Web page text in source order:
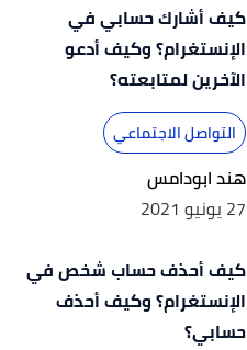
كيف أشارك حسابي في
الإنستغرام؟ وكيف أدعو
الآخرين لمتابعته؟
التواصل الاجتماعي
هند ابودامس
27 يونيو 2021
كيف أحذف حساب شخص في
الإنستغرام؟ وكيف أحذف
حسابي؟